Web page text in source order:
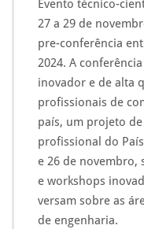
Evento técnico-
27 a 29 de
pre-conferência
2024. A
inovador e de alta
profissionais de
país, um projeto
profissional do
e 26 de novembro,
e workshops
versam sobre as
de engenharia.